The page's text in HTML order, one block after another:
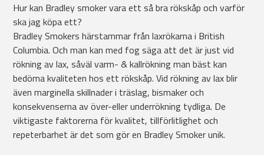
Hur kan Bradley smoker vara ett så bra rökskåp och varför
ska jag köpa ett?
Bradley Smokers härstammar från laxrökarna i British
Columbia. Och man kan med fog säga att det är just vid
rökning av lax, såväl varm- & kallrökning man bäst kan
bedöma kvaliteten hos ett rökskåp. Vid rökning av lax blir
även marginella skillnader i träslag, bismaker och
konsekvenserna av över-eller underrökning tydliga. De
viktigaste faktorerna för kvalitet, tillförlitlighet och
repeterbarhet är det som gör en Bradley Smoker unik.